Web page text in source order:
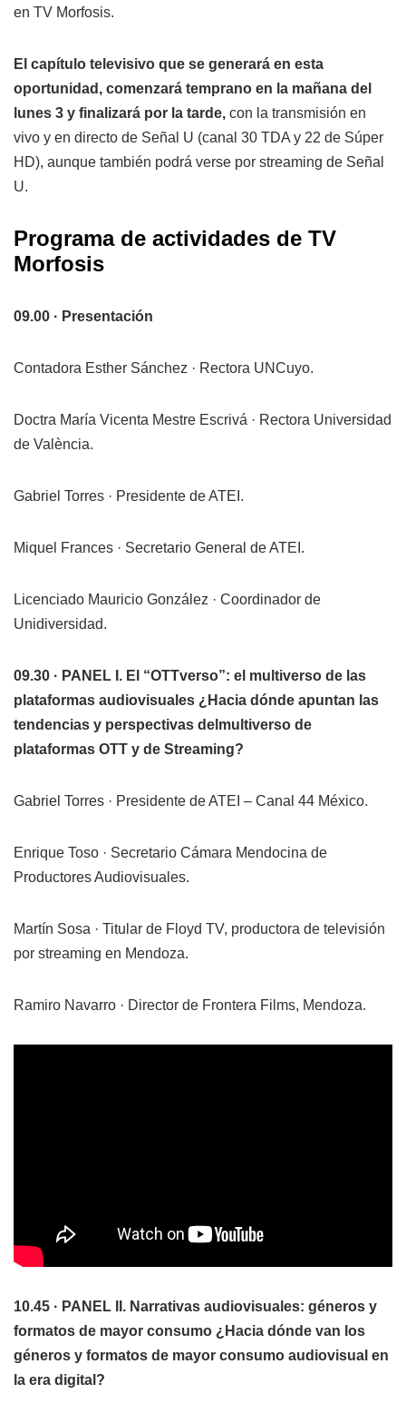
en TV Morfosis.
El capítulo televisivo que se generará en esta
oportunidad, comenzará temprano en la mañana del
lunes 3 y finalizará por la tarde, con la transmisión en
vivo y en directo de Señal U (canal 30 TDA y 22 de Súper
HD), aunque también podrá verse por streaming de Señal
U.
Programa de actividades de TV
Morfosis
09.00 · Presentación
Contadora Esther Sánchez · Rectora UNCuyo.
Doctra María Vicenta Mestre Escrivá · Rectora Universidad
de València.
Gabriel Torres · Presidente de ATEI.
Miquel Frances · Secretario General de ATEI.
Licenciado Mauricio González · Coordinador de
Unidiversidad.
09.30 · PANEL I. El “OTTverso”: el multiverso de las
plataformas audiovisuales ¿Hacia dónde apuntan las
tendencias y perspectivas delmultiverso de
plataformas OTT y de Streaming?
Gabriel Torres · Presidente de ATEI – Canal 44 México.
Enrique Toso · Secretario Cámara Mendocina de
Productores Audiovisuales.
Martín Sosa · Titular de Floyd TV, productora de televisión
por streaming en Mendoza.
Ramiro Navarro · Director de Frontera Films, Mendoza.
10.45 · PANEL II. Narrativas audiovisuales: géneros y
formatos de mayor consumo ¿Hacia dónde van los
géneros y formatos de mayor consumo audiovisual en
la era digital?